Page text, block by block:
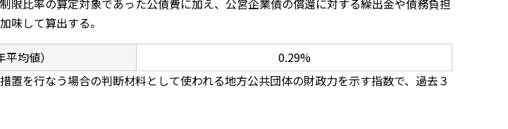
限比率の算定対象であった公債費に加え、公営企業債の償還に対する繰出金や債務負担
味して算出する。
均値）
0.29%
置を行なう場合の判断材料として使われる地方公共団体の財政力を示す指数で、過去３